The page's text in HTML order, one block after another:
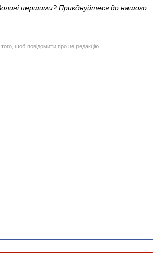
першими? Приєднуйтеся до нашого
щоб повідомити про це редакцію